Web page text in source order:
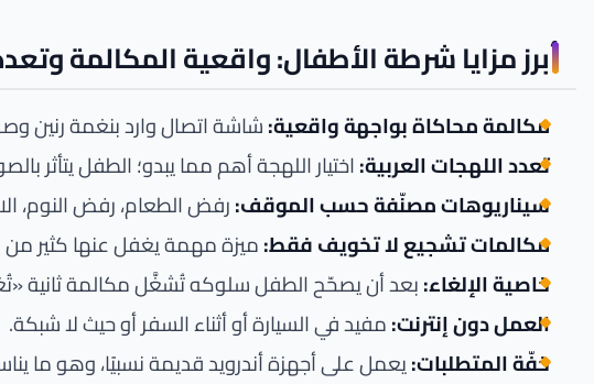
أبرز مزايا شرطة الأطفال: واقعية المكالمة
مكالمة محاكاة بواجهة واقعية:شاشة اتصال وارد بنغمة رنين
تعدد اللهجات العربية:اختيار اللهجة أهم مما يبدو؛ الطفل
سيناريوهات مصنّفة حسب الموقف:رفض الطعام، رفض النوم،
مكالمات تشجيع لا تخويف فقط:ميزة مهمة يغفل عنها كثير من
خاصية الإلغاء:بعد أن يصحّح الطفل سلوكه تُشغَّل مكالمة ثانية
العمل دون إنترنت:مفيد في السيارة أو أثناء السفر أو حيث لا شبكة.
خفّة المتطلبات:يعمل على أجهزة أندرويد قديمة نسبيًا، وهو ما